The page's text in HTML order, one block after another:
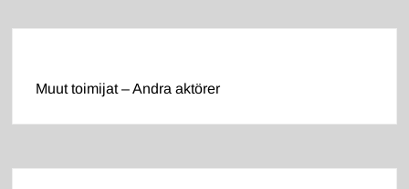
Muut toimijat – Andra aktörer